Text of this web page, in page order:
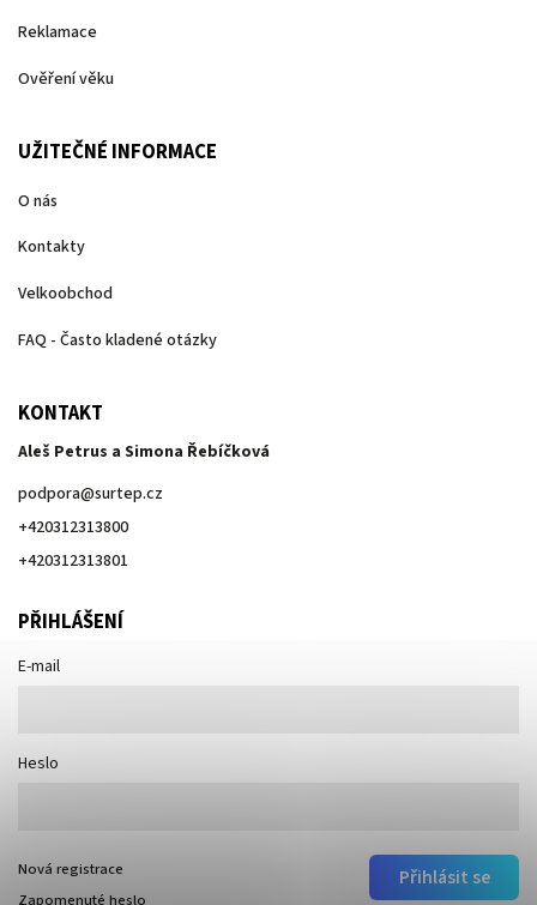
Reklamace
Ověření věku
UŽITEČNÉ INFORMACE
O nás
Kontakty
Velkoobchod
FAQ - Často kladené otázky
KONTAKT
Aleš Petrus a Simona Řebíčková
podpora@surtep.cz
+420312313800
+420312313801
PŘIHLÁŠENÍ
E-mail
Heslo
Přihlásit se
Nová registrace
Zapomenuté heslo